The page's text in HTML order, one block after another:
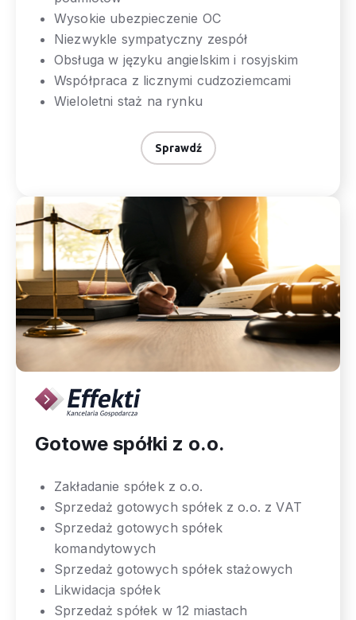
Wysokie ubezpieczenie OC
Niezwykle sympatyczny zespół
Obsługa w języku angielskim i rosyjskim
Współpraca z licznymi cudzoziemcami
Wieloletni staż na rynku
Sprawdź
Gotowe spółki z o.o.
Zakładanie spółek z o.o.
Sprzedaż gotowych spółek z o.o. z VAT
Sprzedaż gotowych spółek
komandytowych
Sprzedaż gotowych spółek stażowych
Likwidacja spółek
Sprzedaż spółek w 12 miastach